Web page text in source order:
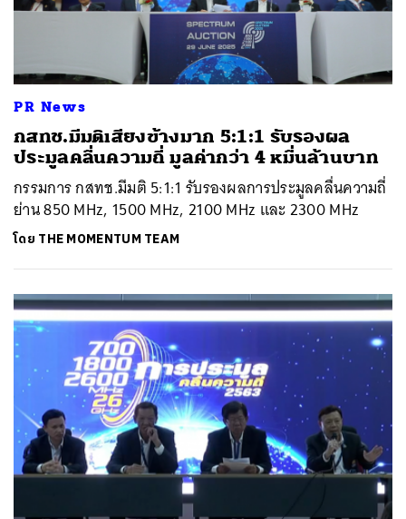
PR News
กสทช.มีมติเสียงข้างมาก 5:1:1 รับรองผล
ประมูลคลื่นความถี่ มูลค่ากว่า 4 หมื่นล้านบาท
กรรมการ กสทช.มีมติ 5:1:1 รับรองผลการประมูลคลื่นความถี่
ย่าน 850 MHz, 1500 MHz, 2100 MHz และ 2300 MHz
โดย THE MOMENTUM TEAM